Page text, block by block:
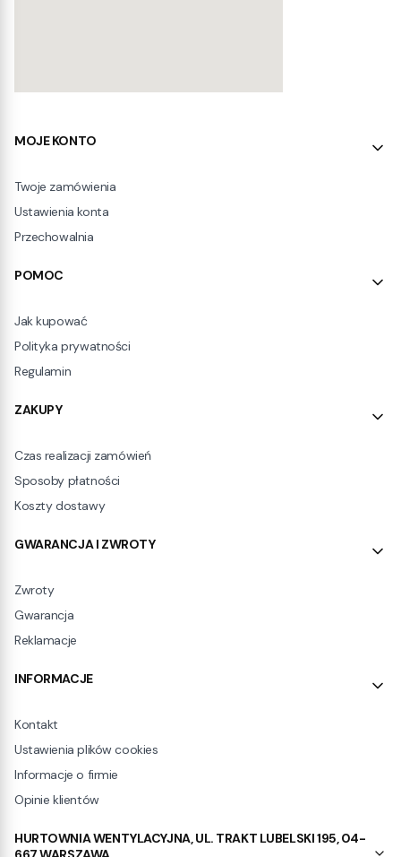
Linki w stopce
MOJE KONTO
Twoje zamówienia
Ustawienia konta
Przechowalnia
POMOC
Jak kupować
Polityka prywatności
Regulamin
ZAKUPY
Czas realizacji zamówień
Sposoby płatności
Koszty dostawy
GWARANCJA I ZWROTY
Zwroty
Gwarancja
Reklamacje
INFORMACJE
Kontakt
Ustawienia plików cookies
Informacje o firmie
Opinie klientów
HURTOWNIA WENTYLACYJNA, UL. TRAKT LUBELSKI 195, 04-